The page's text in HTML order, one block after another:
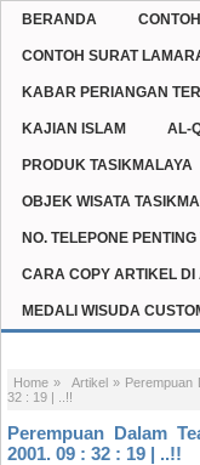
BERANDA
CONTOH SURAT
KABAR PERIANGAN
KAJIAN ISLAM AL-
PRODUK TASIKMALAYA
OBJEK WISATA
NO. TELEPONE
CARA COPY ARTIKEL DI
MEDALI WISUDA
Home » Artikel» Perempuan
32 : 19 | ..!!
Perempuan Dalam
2001. 09 : 32 : 19 | ..!!